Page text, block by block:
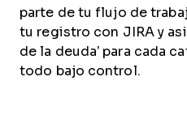
parte de tu flujo de
tu registro con JIRA y
de la deuda’ para cada
todo bajo control.